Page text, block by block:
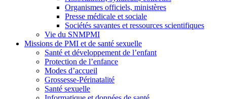
Organismes officiels, ministères
Presse médicale et sociale
Sociétés savantes et ressources scientifiques
Vie du SNMPMI
Missions de PMI et de santé sexuelle
Santé et développement de l’enfant
Protection de l’enfance
Modes d’accueil
Grossesse-Périnatalité
Santé sexuelle